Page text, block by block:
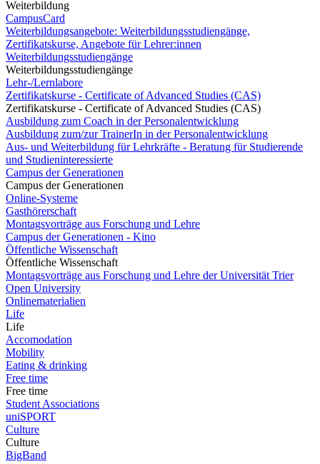
Weiterbildung
CampusCard
Weiterbildungsangebote: Weiterbildungsstudiengänge,
Zertifikatskurse, Angebote für Lehrer:innen
Weiterbildungsstudiengänge
Weiterbildungsstudiengänge
Lehr-/Lernlabore
Zertifikatskurse - Certificate of Advanced Studies (CAS)
Zertifikatskurse - Certificate of Advanced Studies (CAS)
Ausbildung zum Coach in der Personalentwicklung
Ausbildung zum/zur TrainerIn in der Personalentwicklung
Aus- und Weiterbildung für Lehrkräfte - Beratung für Studierende
und Studieninteressierte
Campus der Generationen
Campus der Generationen
Online-Systeme
Gasthörerschaft
Montagsvorträge aus Forschung und Lehre
Campus der Generationen - Kino
Öffentliche Wissenschaft
Öffentliche Wissenschaft
Montagsvorträge aus Forschung und Lehre der Universität Trier
Open University
Onlinematerialien
Life
Life
Accomodation
Mobility
Eating & drinking
Free time
Free time
Student Associations
uniSPORT
Culture
Culture
BigBand